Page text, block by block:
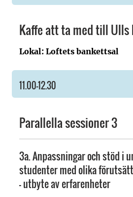
Kaffe att ta med till Ulls
Lokal: Loftets bankettsal
11.00–12.30
Parallella sessioner 3
3a. Anpassningar och stöd i
studenter med olika
– utbyte av erfarenheter